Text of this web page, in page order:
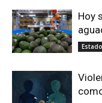
Hoy
Estado